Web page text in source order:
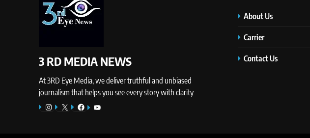
3 RD MEDIA NEWS
At 3RD Eye Media, we deliver truthful and unbiased
journalism that helps you see every story with clarity
Instagram
X Facebook
YouTube
About Us
Carrier
Contact Us